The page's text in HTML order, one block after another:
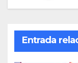
Entrada